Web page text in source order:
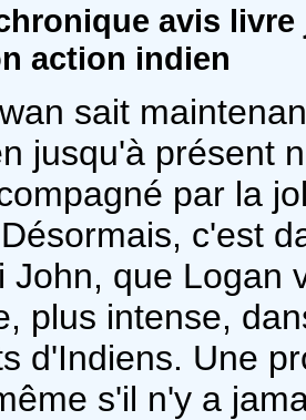
avis
action indien
sait
jusqu'à présent
par la
c'est
John, que Logan
plus intense,
d'Indiens. Une
s'il n'y a